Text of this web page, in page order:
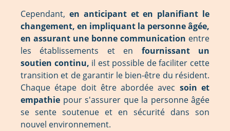
Cependant, en anticipant et en planifiant le
changement, en impliquant la personne âgée,
en assurant une bonne communication entre
les établissements et en fournissant un
soutien continu, il est possible de faciliter cette
transition et de garantir le bien-être du résident.
Chaque étape doit être abordée avec soin et
empathie pour s'assurer que la personne âgée
se sente soutenue et en sécurité dans son
nouvel environnement.